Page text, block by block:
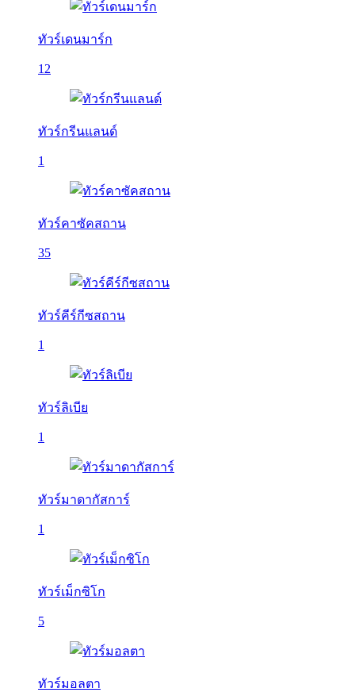
ทัวร์เดนมาร์ก
12
ทัวร์กรีนแลนด์
1
ทัวร์คาซัคสถาน
35
ทัวร์คีร์กีซสถาน
1
ทัวร์ลิเบีย
1
ทัวร์มาดากัสการ์
1
ทัวร์เม็กซิโก
5
ทัวร์มอลตา